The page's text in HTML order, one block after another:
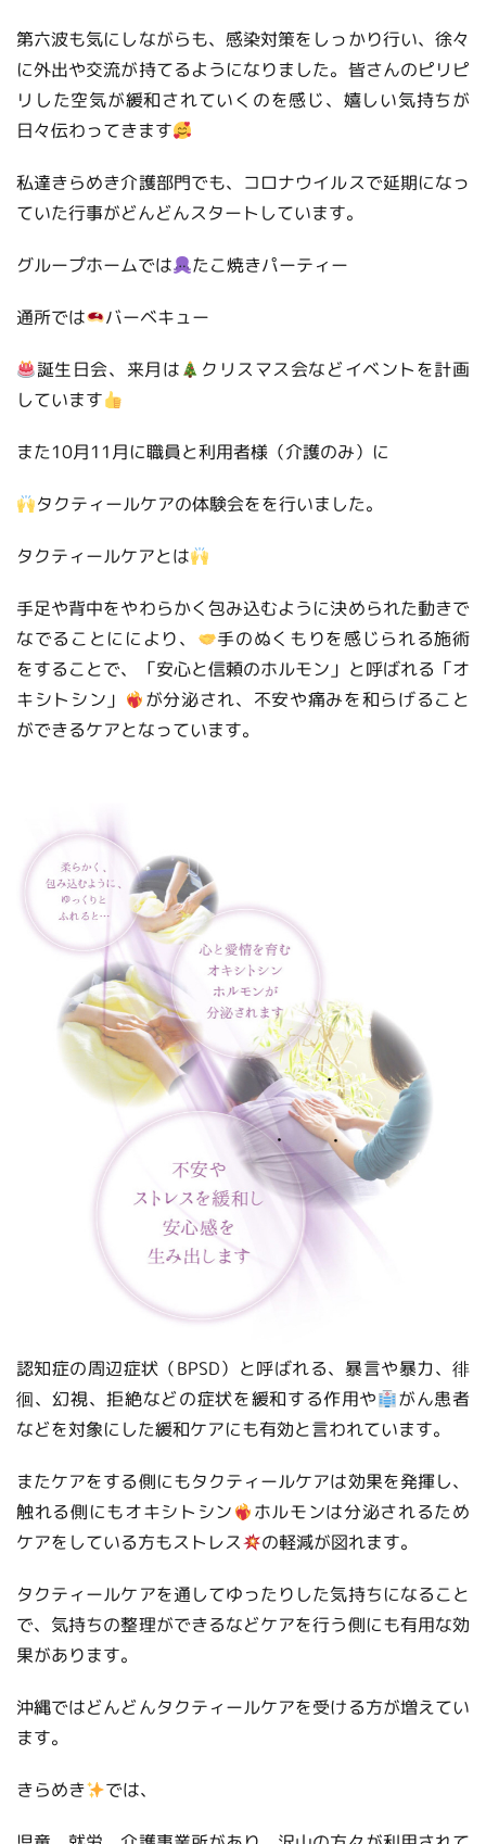
第六波も気にしながらも、感染対策をしっかり行い、徐々
に外出や交流が持てるようになりました。皆さんのピリピ
リした空気が緩和されていくのを感じ、嬉しい気持ちが
日々伝わってきます
私達きらめき介護部門でも、コロナウイルスで延期になっ
ていた行事がどんどんスタートしています。
グループホームでは たこ焼きパーティー
通所では バーベキュー
誕生日会、来月は
クリスマス会などイベントを計画
しています
また10月11月に職員と利用者様（介護のみ）に
タクティールケアの体験会をを行いました。
タクティールケアとは
手足や背中をやわらかく包み込むように決められた動きで
なでることににより、
手のぬくもりを感じられる施術
をすることで、「安心と信頼のホルモン」と呼ばれる「オ
キシトシン」
が分泌され、不安や痛みを和らげること
ができるケアとなっています。
認知症の周辺症状（BPSD）と呼ばれる、暴言や暴力、徘
徊、幻視、拒絶などの症状を緩和する作用や
がん患者
などを対象にした緩和ケアにも有効と言われています。
またケアをする側にもタクティールケアは効果を発揮し、
触れる側にもオキシトシン
ホルモンは分泌されるため
ケアをしている方もストレス
の軽減が図れます。
タクティールケアを通してゆったりした気持ちになること
で、気持ちの整理ができるなどケアを行う側にも有用な効
果があります。
沖縄ではどんどんタクティールケアを受ける方が増えてい
ます。
きらめき では、